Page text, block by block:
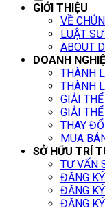
GIỚI THIỆU
VỀ
LUẬT
ABOUT
DOANH
THÀNH
THÀNH
GIẢI
GIẢI
THAY
MUA
SỞ HỮU TRÍ
TƯ VẤN
ĐĂNG
ĐĂNG
ĐĂNG